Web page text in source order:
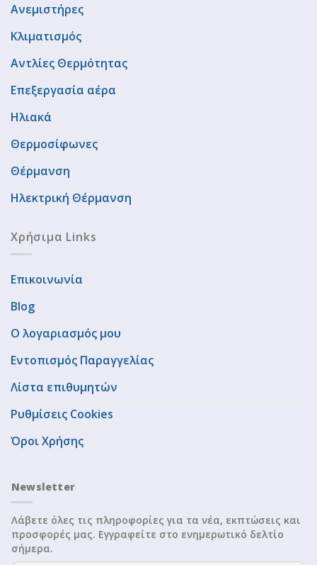
Ανεμιστήρες
Κλιματισμός
Αντλίες Θερμότητας
Επεξεργασία αέρα
Ηλιακά
Θερμοσίφωνες
Θέρμανση
Ηλεκτρική Θέρμανση
Χρήσιμα Links
Επικοινωνία
Blog
Ο λογαριασμός μου
Εντοπισμός Παραγγελίας
Λίστα επιθυμητών
Ρυθμίσεις Cookies
Όροι Χρήσης
Newsletter
Λάβετε όλες τις πληροφορίες για τα νέα, εκπτώσεις και
προσφορές μας. Εγγραφείτε στο ενημερωτικό δελτίο
σήμερα.